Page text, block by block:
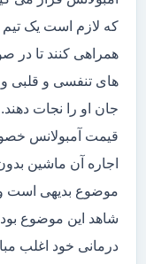
که لازم است یک تیم
همراهی کنند تا در
های تنفسی و قلبی
جان او را نجات
قیمت آمبولانس
اجاره آن ماشین
موضوع بدیهی است
شاهد این موضوع
درمانی خود اغلب